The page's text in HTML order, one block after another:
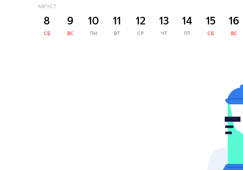
АВГУСТ
8
СБ
9
ВС
10
ПН
11
ВТ
12
СР
13
ЧТ
14
ПТ
15
СБ
16
ВС